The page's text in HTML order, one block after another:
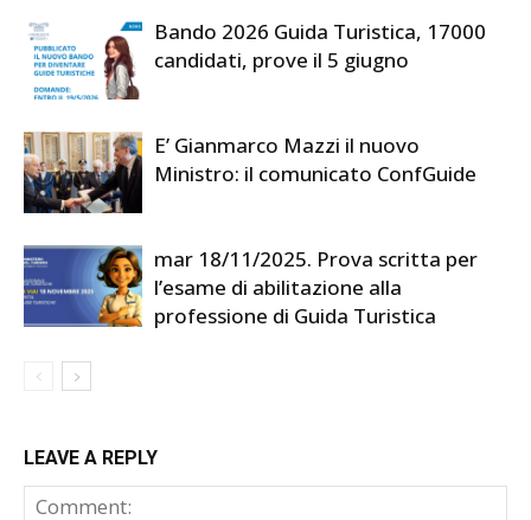
Bando 2026 Guida Turistica, 17000
candidati, prove il 5 giugno
E’ Gianmarco Mazzi il nuovo
Ministro: il comunicato ConfGuide
mar 18/11/2025. Prova scritta per
l’esame di abilitazione alla
professione di Guida Turistica
LEAVE A REPLY